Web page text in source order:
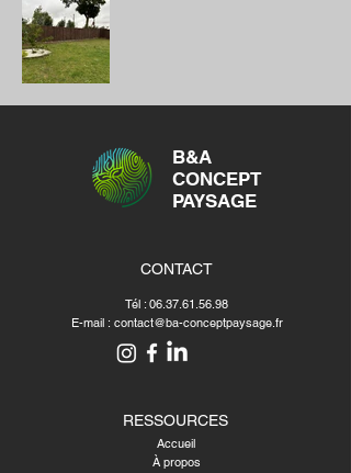
B&A
CONCEPT
PAYSAGE
CONTACT
Tél : 06.37.61.56.98
E-mail : contact@ba-conceptpaysage.fr
RESSOURCES
Accueil
À propos